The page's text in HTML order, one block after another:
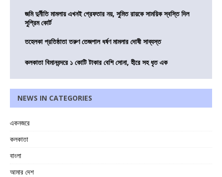
জমি দুর্নীতি মামলায় এখনই গ্রেফতার নয়, সুমিত রায়কে সাময়িক স্বস্তি দিল
সুপ্রিম কোর্ট
তহেলকা প্রতিষ্ঠাতা তরুণ তেজপাল ধর্ষণ মামলার দোষী সাব্যস্ত
কলকাতা বিমানবন্দরে ১ কোটি টাকার বেশি সোনা, হীরে সহ ধৃত এক
NEWS IN CATEGORIES
একনজরে
কলকাতা
বাংলা
আমার দেশ